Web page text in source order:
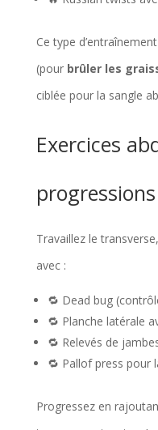
Ce type
(pour brûler les
ciblée pour la sangle
Exercices
progressions
Travaillez le
avec :
🔁 Dead bug
🔁 Planche latérale
🔁 Relevés de
🔁 Pallof press pour
Progressez en